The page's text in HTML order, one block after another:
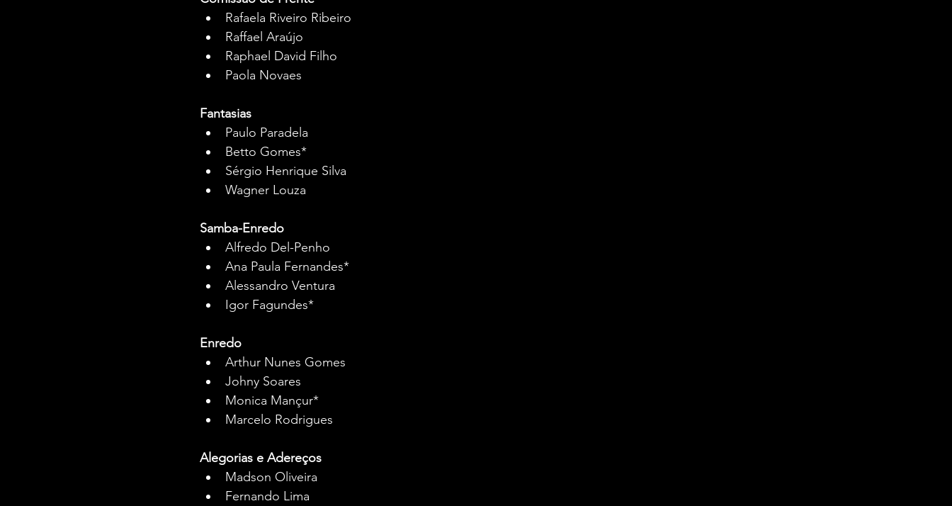
Rafaela Riveiro Ribeiro
Raffael Araújo
Raphael David Filho
Paola Novaes
Fantasias
Paulo Paradela
Betto Gomes*
Sérgio Henrique Silva
Wagner Louza
Samba-Enredo
Alfredo Del-Penho
Ana Paula Fernandes*
Alessandro Ventura
Igor Fagundes*
Enredo
Arthur Nunes Gomes
Johny Soares
Monica Mançur*
Marcelo Rodrigues
Alegorias e Adereços
Madson Oliveira
Fernando Lima